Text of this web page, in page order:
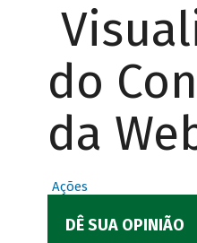
do
da
Ações
DÊ SUA OPINIÃO